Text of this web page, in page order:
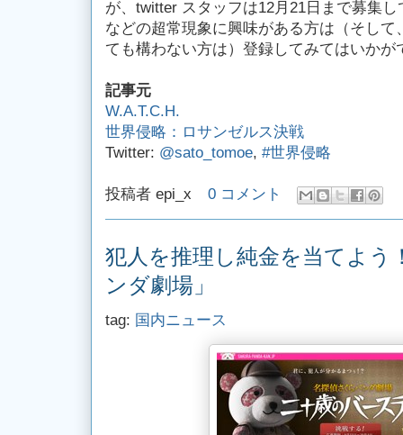
が、twitter スタッフは12月21日まで募集
などの超常現象に興味がある方は（そし
ても構わない方は）登録してみてはいかが
記事元
W.A.T.C.H.
世界侵略：ロサンゼルス決戦
Twitter: @sato_tomoe, #世界侵略
投稿者 epi_x 0 コメント
犯人を推理し純金を当てよう
ンダ劇場」
tag: 国内ニュース